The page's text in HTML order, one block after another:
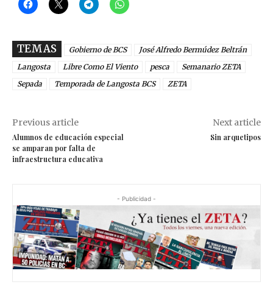
TEMAS Gobierno de BCS
José Alfredo Bermúdez Beltrán
Langosta
Libre Como El Viento pesca
Semanario ZETA
Sepada
Temporada de Langosta BCS ZETA
Previous article
Alumnos de educación especial
se amparan por falta de
infraestructura educativa
Next article
Sin arquetipos
- Publicidad -